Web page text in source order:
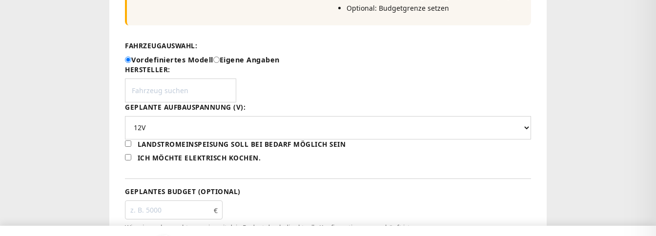
Optional: Budgetgrenze setzen
FAHRZEUGAUSWAHL:
Vordefiniertes Modell
Eigene Angaben
HERSTELLER:
GEPLANTE AUFBAUSPANNUNG (V):
LANDSTROMEINSPEISUNG SOLL BEI BEDARF MÖGLICH SEIN
ICH MÖCHTE ELEKTRISCH KOCHEN.
GEPLANTES BUDGET (OPTIONAL)
€
Wir zeigen oben rechts an, wie weit dein Budget durch die aktuelle Konfiguration ausgeschöpft ist.